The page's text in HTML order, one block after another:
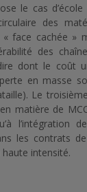
le cas
des
face cachée »
des
dont le coût
en masse
Le
matière de
l’intégration
les contrats
intensité.